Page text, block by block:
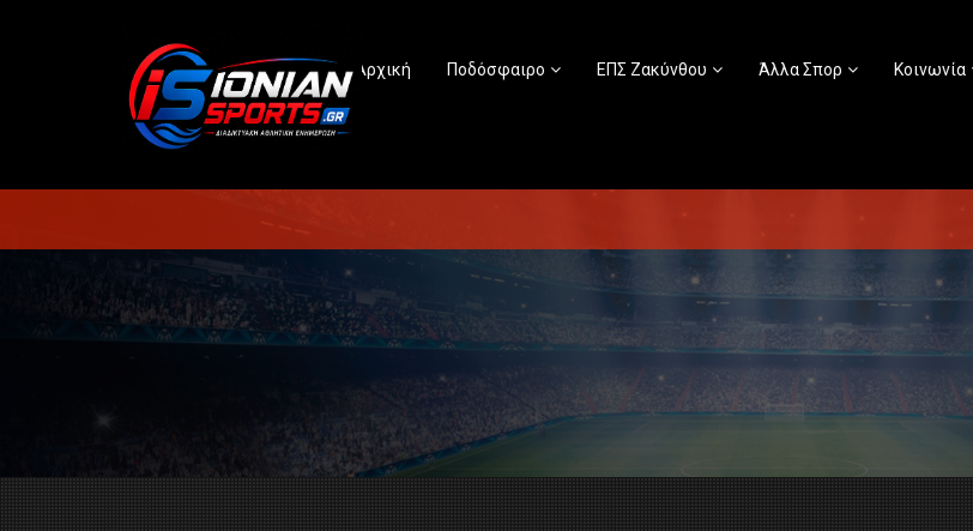
Αρχική Ποδόσφαιρο ΕΠΣ Ζακύνθου Άλλα Σπορ Κοινωνία